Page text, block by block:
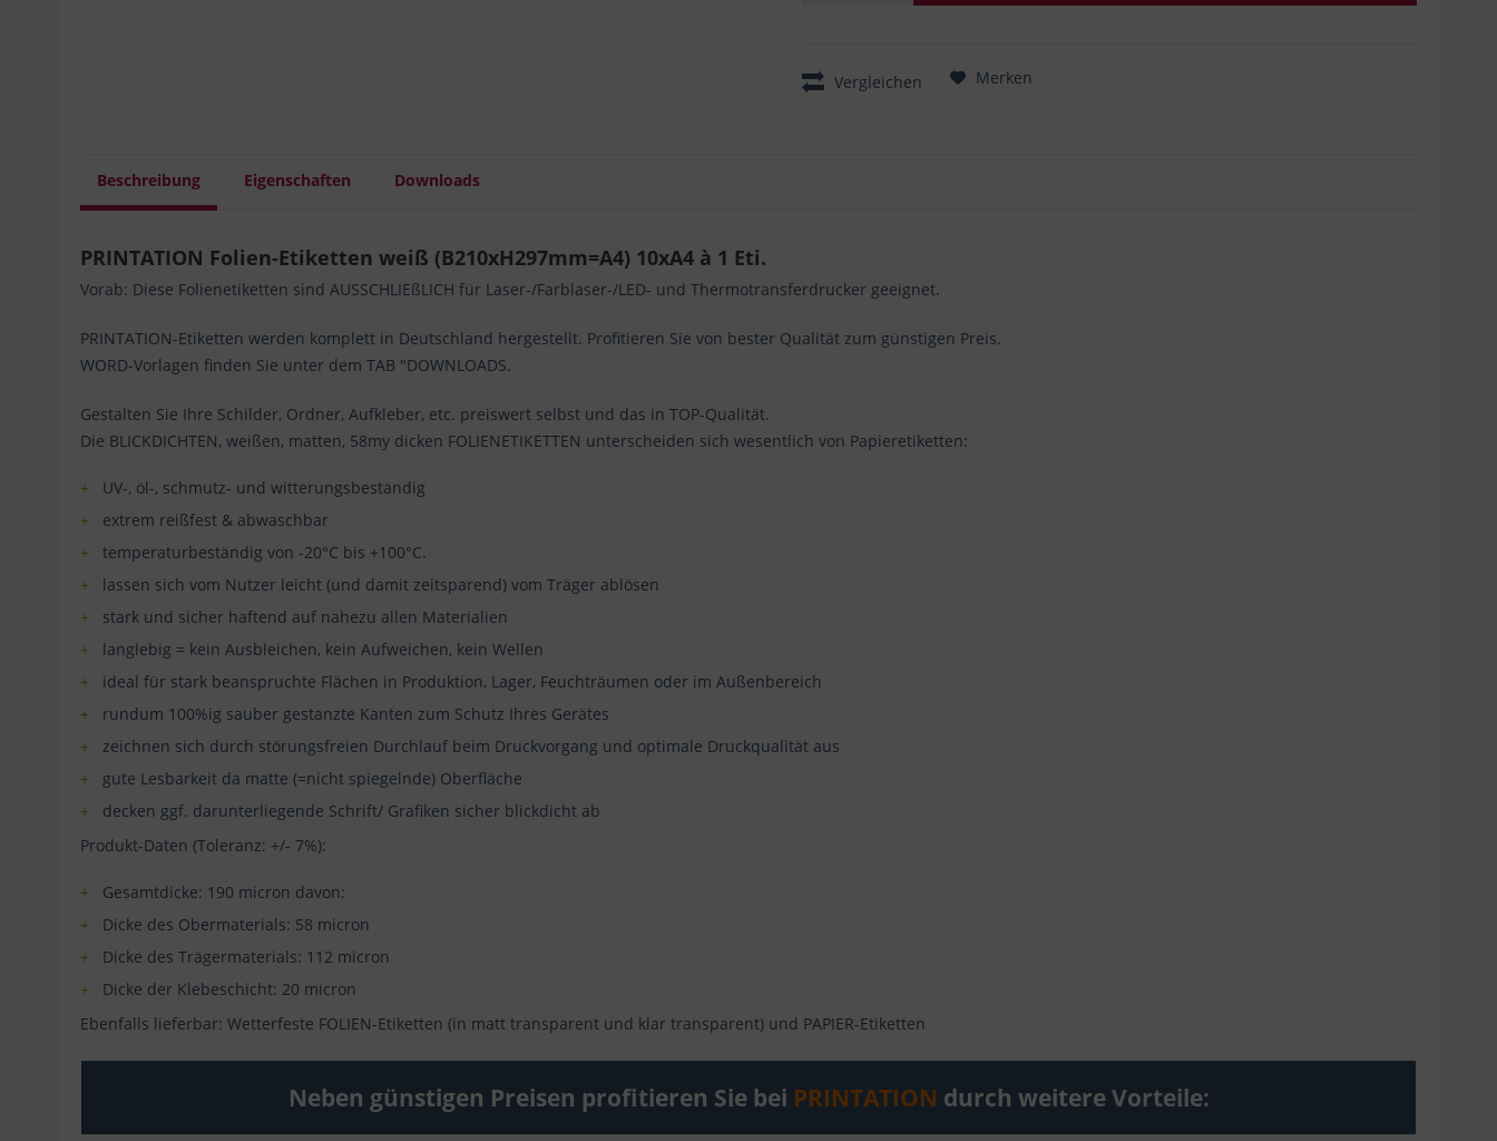
Vergleichen Merken
Beschreibung Eigenschaften Downloads
PRINTATION Folien-Etiketten weiß (B210xH297mm=A4) 10xA4 à 1 Eti.
Vorab: Diese Folienetiketten sind AUSSCHLIEßLICH für Laser-/Farblaser-/LED- und Thermotransferdrucker geeignet.
PRINTATION-Etiketten werden komplett in Deutschland hergestellt. Profitieren Sie von bester Qualität zum günstigen Preis.
WORD-Vorlagen finden Sie unter dem TAB "DOWNLOADS.
Gestalten Sie Ihre Schilder, Ordner, Aufkleber, etc. preiswert selbst und das in TOP-Qualität.
Die BLICKDICHTEN, weißen, matten, 58my dicken FOLIENETIKETTEN unterscheiden sich wesentlich von Papieretiketten:
UV-, öl-, schmutz- und witterungsbeständig
extrem reißfest & abwaschbar
temperaturbeständig von -20°C bis +100°C.
lassen sich vom Nutzer leicht (und damit zeitsparend) vom Träger ablösen
stark und sicher haftend auf nahezu allen Materialien
langlebig = kein Ausbleichen, kein Aufweichen, kein Wellen
ideal für stark beanspruchte Flächen in Produktion, Lager, Feuchträumen oder im Außenbereich
rundum 100%ig sauber gestanzte Kanten zum Schutz Ihres Gerätes
zeichnen sich durch störungsfreien Durchlauf beim Druckvorgang und optimale Druckqualität aus
gute Lesbarkeit da matte (=nicht spiegelnde) Oberfläche
decken ggf. darunterliegende Schrift/ Grafiken sicher blickdicht ab
Produkt-Daten (Toleranz: +/- 7%):
Gesamtdicke: 190 micron davon:
Dicke des Obermaterials: 58 micron
Dicke des Trägermaterials: 112 micron
Dicke der Klebeschicht: 20 micron
Ebenfalls lieferbar: Wetterfeste FOLIEN-Etiketten (in matt transparent und klar transparent) und PAPIER-Etiketten
Neben günstigen Preisen profitieren Sie bei PRINTATION durch weitere Vorteile: